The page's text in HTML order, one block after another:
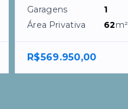
Garagens
1
Área Privativa
62m²
R$569.950,00